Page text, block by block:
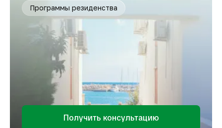
Программы резиденства
Получить консультацию